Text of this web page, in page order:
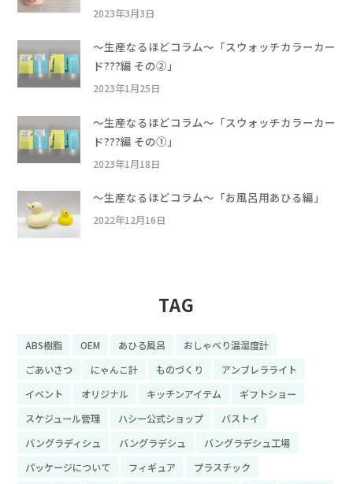
2023年3月3日
〜生産なるほどコラム〜「スウォッチカラーカー
ド???編 その②」
2023年1月25日
〜生産なるほどコラム〜「スウォッチカラーカー
ド???編 その①」
2023年1月18日
〜生産なるほどコラム〜「お風呂用あひる編」
2022年12月16日
TAG
ABS樹脂 OEM あひる風呂
おしゃべり温湿度計
ごあいさつ
にゃんこ計 ものづくり
アンブレラライト
イベント
オリジナル キッチンアイテム
ギフトショー
スケジュール管理
ハシー公式ショップ
バストイ
バングラディシュ
バングラデシュ
バングラデシュ工場
パッケージについて
フィギュア
プラスチック